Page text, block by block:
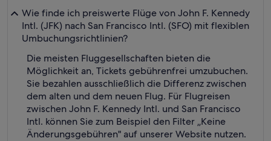
Wie finde ich preiswerte Flüge von John F. Kennedy
Intl. (JFK) nach San Francisco Intl. (SFO) mit flexiblen
Umbuchungsrichtlinien?
Die meisten Fluggesellschaften bieten die
Möglichkeit an, Tickets gebührenfrei umzubuchen.
Sie bezahlen ausschließlich die Differenz zwischen
dem alten und dem neuen Flug. Für Flugreisen
zwischen John F. Kennedy Intl. und San Francisco
Intl. können Sie zum Beispiel den Filter „Keine
Änderungsgebühren" auf unserer Website nutzen.